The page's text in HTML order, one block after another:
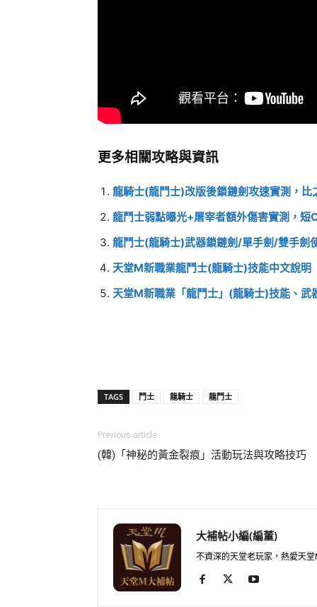
更多相關攻略與資訊
龍騎士(龍鬥士)改版後鎖鏈劍攻速實測，比
龍鬥士弱點曝光+屠宰者額外傷害實測，
龍鬥士(龍騎士)武器鎖鏈劍/單手劍/雙手劍
天堂M新職業龍鬥士(龍騎士)技能中文說明
天堂M新職業「龍鬥士」(龍騎士)技能、武
TAGS 鬥士 龍騎士 龍鬥士
Previous article
(韓)「神秘的黃金裂痕」活動玩法與攻略技巧
大補帖小編(編董)
不資深的天堂老玩家，熱愛天